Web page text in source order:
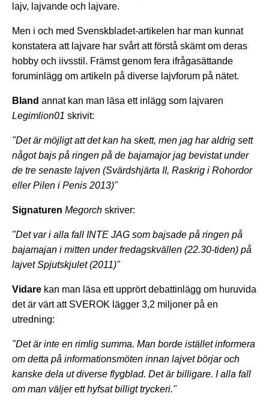
lajv, lajvande och lajvare.
Men i och med Svenskbladet-artikelen har man kunnat
konstatera att lajvare har svårt att förstå skämt om deras
hobby och iivsstil. Främst genom fera ifrågasättande
foruminlägg om artikeln på diverse lajvforum på nätet.
Bland annat kan man läsa ett inlägg som lajvaren
Legimlion01 skrivit:
"Det är möjligt att det kan ha skett, men jag har aldrig sett
något bajs på ringen på de bajamajor jag bevistat under
de tre senaste lajven (Svärdshjärta II, Raskrig i Rohordor
eller Pilen i Penis 2013)"
Signaturen Megorch skriver:
"Det var i alla fall INTE JAG som bajsade på ringen på
bajamajan i mitten under fredagskvällen (22.30-tiden) på
lajvet Spjutskjulet (2011)"
Vidare kan man läsa ett upprört debattinlägg om huruvida
det är värt att SVEROK lägger 3,2 miljoner på en
utredning:
"Det är inte en rimlig summa. Man borde istället informera
om detta på informationsmöten innan lajvet börjar och
kanske dela ut diverse flygblad. Det är billigare. I alla fall
om man väljer ett hyfsat billigt tryckeri."